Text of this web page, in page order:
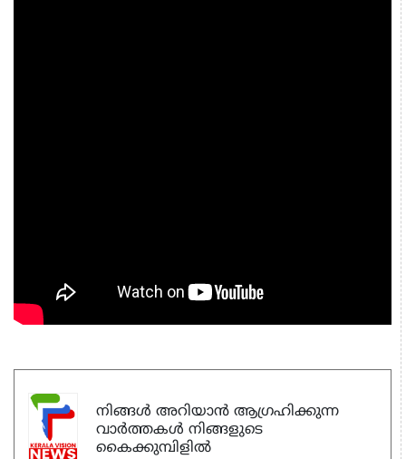
നിങ്ങൾ അറിയാൻ ആഗ്രഹിക്കുന്ന
വാർത്തകൾ നിങ്ങളുടെ
കൈക്കുമ്പിളിൽ